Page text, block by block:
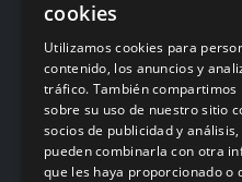
Suscribete a
Te informaremos de
Email
cookies
Utilizamos cookies para
contenido, los anuncios y
tráfico. También
sobre su uso de nuestro sitio
socios de publicidad y
pueden combinarla con otra
que les haya proporcionado o